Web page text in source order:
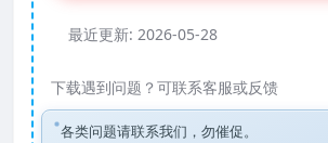
最近更新: 2026-05-28
下载遇到问题？可联系客服或反馈
各类问题请联系我们，勿催促。